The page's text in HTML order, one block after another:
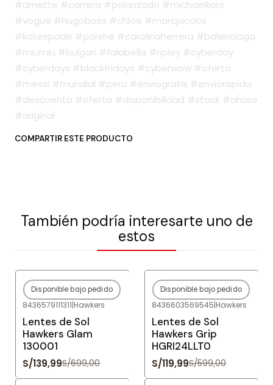
#arnette #carrera #polarizado #michaelkors
#vogue #hugoboss #chloe #marcjacobs
#katespade #porshe #carolinaherrera #balenciaga
#miumiu #bulgari #falabella #ripley #cyberday
#cyberdays #blackfridays #cyberwow #oferta
#messi #mundial #peru #enviogratis #enviorapido
#descuento #oferta #disponibilidad #stock #ahora
#original
COMPARTIR ESTE PRODUCTO
También podría interesarte uno de
estos
-80%OFF
Agotado
Disponible bajo pedido
8436579111311|Hawkers
Lentes de Sol
Hawkers Glam
130001
S/139,99S/699,00
-80%OFF
Agotado
Disponible bajo pedido
8436603569545|Hawkers
Lentes de Sol
Hawkers Grip
HGRI24LLT0
S/119,99S/599,00